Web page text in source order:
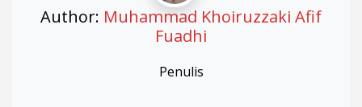
Author: Muhammad Khoiruzzaki Afif
Fuadhi
Penulis